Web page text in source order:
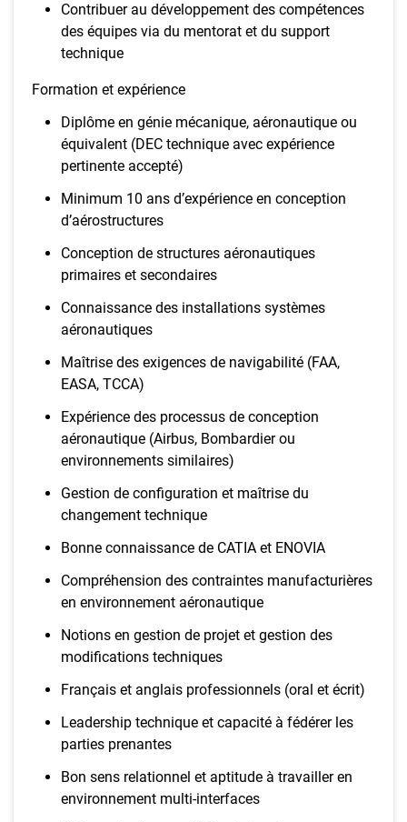
Contribuer au développement des compétences
des équipes via du mentorat et du support
technique
Formation et expérience
Diplôme en génie mécanique, aéronautique ou
équivalent (DEC technique avec expérience
pertinente accepté)
Minimum 10 ans d’expérience en conception
d’aérostructures
Conception de structures aéronautiques
primaires et secondaires
Connaissance des installations systèmes
aéronautiques
Maîtrise des exigences de navigabilité (FAA,
EASA, TCCA)
Expérience des processus de conception
aéronautique (Airbus, Bombardier ou
environnements similaires)
Gestion de configuration et maîtrise du
changement technique
Bonne connaissance de CATIA et ENOVIA
Compréhension des contraintes manufacturières
en environnement aéronautique
Notions en gestion de projet et gestion des
modifications techniques
Français et anglais professionnels (oral et écrit)
Leadership technique et capacité à fédérer les
parties prenantes
Bon sens relationnel et aptitude à travailler en
environnement multi-interfaces